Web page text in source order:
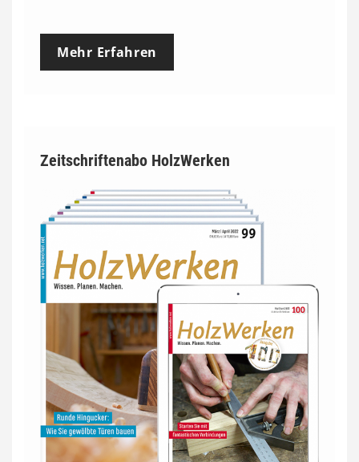
Mehr Erfahren
Zeitschriftenabo HolzWerken